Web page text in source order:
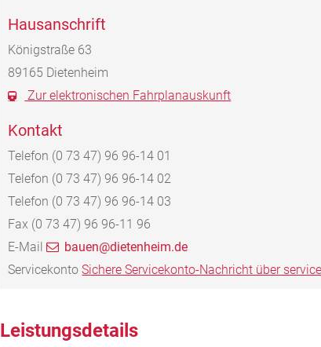
Hausanschrift
Königstraße 63
89165 Dietenheim
Zur elektronischen Fahrplanauskunft
Kontakt
Telefon (0 73 47) 96 96-14 01
Telefon (0 73 47) 96 96-14 02
Telefon (0 73 47) 96 96-14 03
Fax (0 73 47) 96 96-11 96
E-Mail
bauen@dietenheim.de
Servicekonto Sichere Servicekonto-Nachricht über
Leistungsdetails